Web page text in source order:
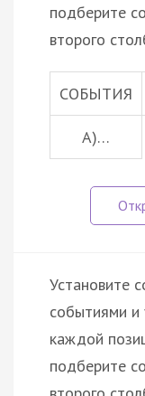
подберите
второго
СОБЫТИЯ
А)…
Установите
событиями и
каждой
подберите